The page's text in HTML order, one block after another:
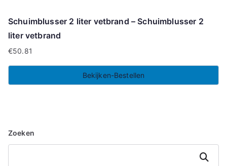
Schuimblusser 2 liter vetbrand – Schuimblusser 2
liter vetbrand
€50.81
Bekijken-Bestellen
Zoeken
Zoeken